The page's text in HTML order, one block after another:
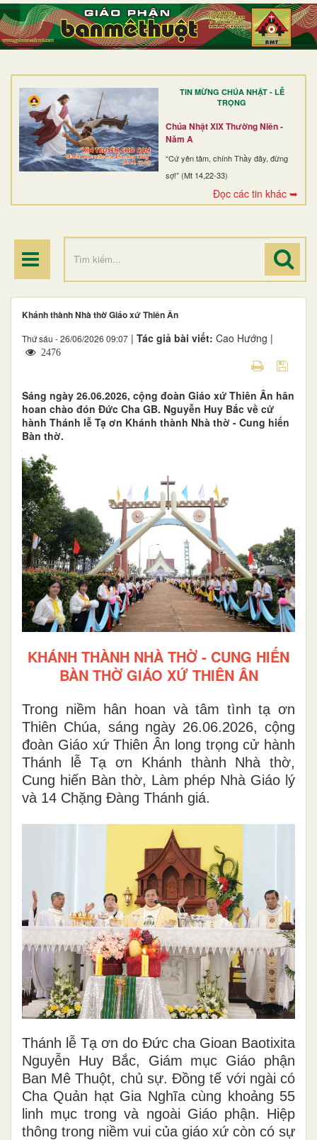
TIN MỪNG CHÚA NHẬT - LỄ
TRỌNG
Chúa Nhật XIX Thường Niên -
Năm A
“Cứ yên tâm, chính Thầy đây, đừng
sợ!” (Mt 14,22-33)
Đọc các tin khác ➥
TRANG NHẤT
GIỚI THIỆU
DÒNG TU
BAN MỤC VỤ
ĐOÀN THỂ CG
ĐIỂM HÀNH HƯƠNG
Khánh thành Nhà thờ Giáo xứ Thiên Ân
Thứ sáu - 26/06/2026 09:07 | Tác giả bài viết: Cao Hướng |
2476
Sáng ngày 26.06.2026, cộng đoàn Giáo xứ Thiên Ân hân
hoan chào đón Đức Cha GB. Nguyễn Huy Bắc về cử
hành Thánh lễ Tạ ơn Khánh thành Nhà thờ - Cung hiến
Bàn thờ.
KHÁNH THÀNH NHÀ THỜ - CUNG HIẾN
BÀN THỜ GIÁO XỨ THIÊN ÂN
Trong niềm hân hoan và tâm tình tạ ơn
Thiên Chúa, sáng ngày 26.06.2026, cộng
đoàn Giáo xứ Thiên Ân long trọng cử hành
Thánh lễ Tạ ơn Khánh thành Nhà thờ,
Cung hiến Bàn thờ, Làm phép Nhà Giáo lý
và 14 Chặng Đàng Thánh giá.
Thánh lễ Tạ ơn do Đức cha Gioan Baotixita
Nguyễn Huy Bắc, Giám mục Giáo phận
Ban Mê Thuột, chủ sự. Đồng tế với ngài có
Cha Quản hạt Gia Nghĩa cùng khoảng 55
linh mục trong và ngoài Giáo phận. Hiệp
thông trong niềm vui của giáo xứ còn có sự